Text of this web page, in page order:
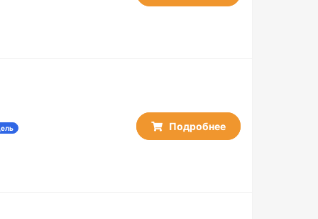
Подробнее